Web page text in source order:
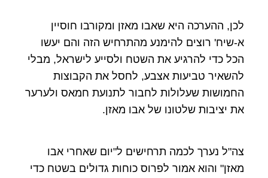
לכן, ההערכה היא שאבו מאזן ומקורבו חוסיין
א-שיח' רוצים להימנע מהתרחיש הזה והם יעשו
הכל כדי להרגיע את השטח ולסייע לישראל, מבלי
להשאיר טביעות אצבע, לחסל את הקבוצות
החמושות שעלולות לחבור לתנועת חמאס ולערער
את יציבות שלטונו של אבו מאזן.
צה"ל נערך לכמה תרחישים ל"יום שאחרי אבו
מאזן" והוא אמור לפרוס כוחות גדולים בשטח כדי